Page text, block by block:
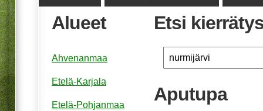
Etsi
Aputupa
Alueet
Ahvenanmaa
Etelä-Karjala
Etelä-Pohjanmaa